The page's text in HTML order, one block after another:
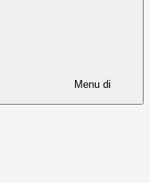
Menu di